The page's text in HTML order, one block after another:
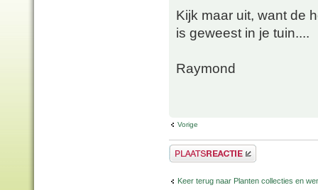
Kijk maar uit, want de
is geweest in je tuin....
Raymond
Vorige
Plaats een reactie
Keer terug naar Planten collecties en